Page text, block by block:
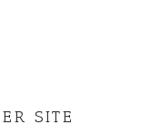
SITE